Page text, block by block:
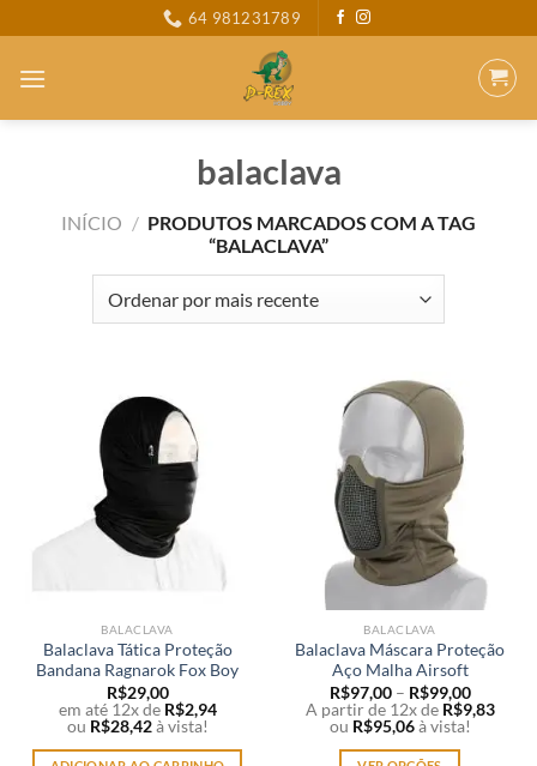
to
content
64 981231789
balaclava
INÍCIO / PRODUTOS MARCADOS COM A TAG
“BALACLAVA”
BALACLAVA
Balaclava Tática Proteção
Bandana Ragnarok Fox Boy
R$29,00
em até 12x de R$2,94
ou R$28,42 à vista!
BALACLAVA
Balaclava Máscara Proteção
Aço Malha Airsoft
R$97,00– R$99,00
A partir de 12x de R$9,83
ou R$95,06 à vista!